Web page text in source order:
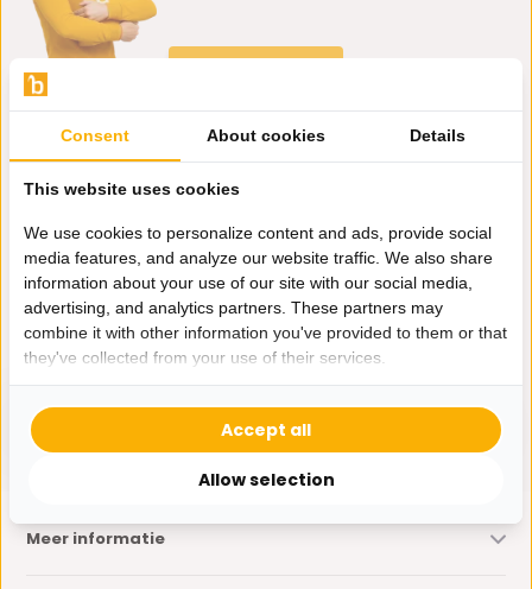
klantenservice@bazaaronline.nl
Ontvang de nieuwste aanbiedingen en promoties. We zullen
je niet spammen, beloofd.
* Lees hier de wettelijke beperkingen
Meer informatie
Consent About cookies Details
This website uses cookies
We use cookies to personalize content and ads, provide social
media features, and analyze our website traffic. We also share
information about your use of our site with our social media,
advertising, and analytics partners. These partners may
combine it with other information you've provided to them or that
they've collected from your use of their services.
Allow selection
Accept all